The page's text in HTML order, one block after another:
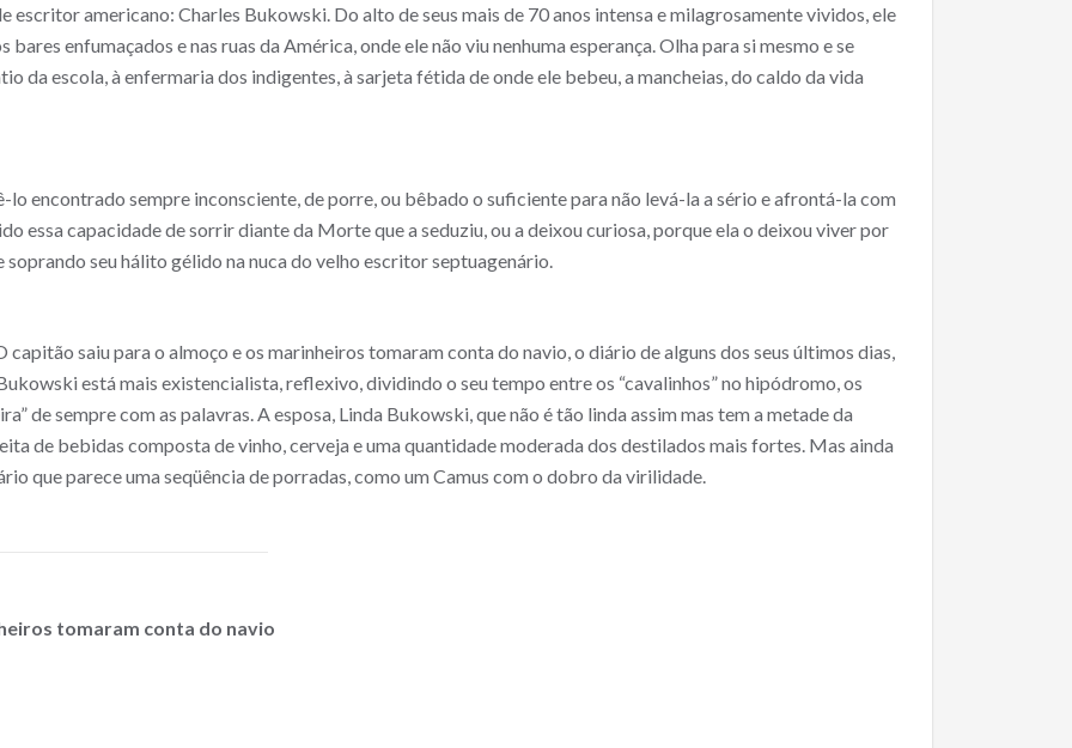
escritor americano: Charles Bukowski. Do alto de seus mais de 70 anos intensa e milagrosamente vividos, ele
enfumaçados e nas ruas da América, onde ele não viu nenhuma esperança. Olha para si mesmo e se
da escola, à enfermaria dos indigentes, à sarjeta fétida de onde ele bebeu, a mancheias, do caldo da vida
encontrado sempre inconsciente, de porre, ou bêbado o suficiente para não levá-la a sério e afrontá-la com
essa capacidade de sorrir diante da Morte que a seduziu, ou a deixou curiosa, porque ela o deixou viver por
soprando seu hálito gélido na nuca do velho escritor septuagenário.
capitão saiu para o almoço e os marinheiros tomaram conta do navio, o diário de alguns dos seus últimos dias,
está mais existencialista, reflexivo, dividindo o seu tempo entre os “cavalinhos” no hipódromo, os
de sempre com as palavras. A esposa, Linda Bukowski, que não é tão linda assim mas tem a metade da
de bebidas composta de vinho, cerveja e uma quantidade moderada dos destilados mais fortes. Mas ainda
que parece uma seqüência de porradas, como um Camus com o dobro da virilidade.
tomaram conta do navio